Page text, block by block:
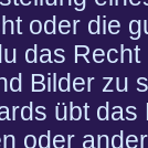
oder die
das
Bilder zu
übt
oder